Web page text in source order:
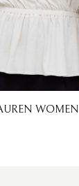
WOMEN